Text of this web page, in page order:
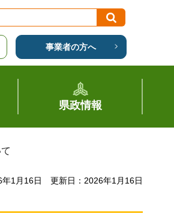
事業者の方へ
県政情報
1月16日 更新日：2026年1月16日